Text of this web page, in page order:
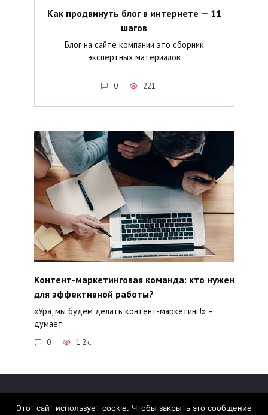
Как продвинуть блог в интернете — 11
шагов
Блог на сайте компании это сборник
экспертных материалов
0 221
Контент-маркетинговая команда: кто нужен
для эффективной работы?
«Ура, мы будем делать контент-маркетинг!» –
думает
0 1.2k.
Этот сайт использует cookie. Чтобы закрыть это сообщение